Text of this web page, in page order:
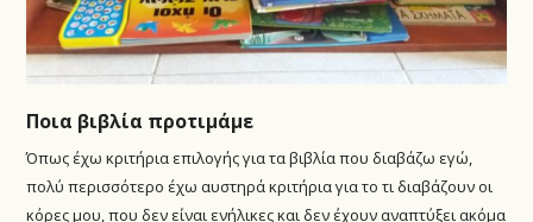
Ποια βιβλία προτιμάμε
Όπως έχω κριτήρια επιλογής για τα βιβλία που διαβάζω εγώ,
πολύ περισσότερο έχω αυστηρά κριτήρια για το τι διαβάζουν οι
κόρες μου, που δεν είναι ενήλικες και δεν έχουν αναπτύξει ακόμα